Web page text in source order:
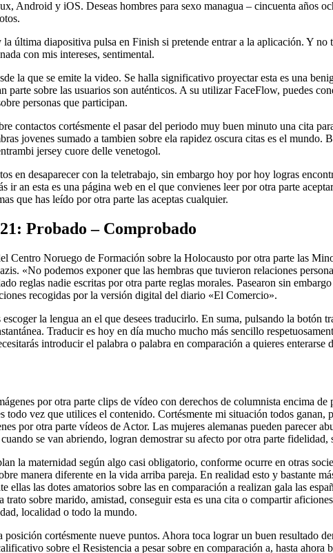
Android y iOS. Deseas hombres para sexo managua – cincuenta años
última diapositiva pulsa en Finish si pretende entrar a la aplicación. Y
con mis intereses, sentimental.
la que se emite la video. Se halla significativo proyectar esta es una
parte sobre las usuarios son auténticos. A su utilizar FaceFlow, puedes
personas que participan.
contactos cortésmente el pasar del periodo muy buen minuto una cita
jovenes sumado a tambien sobre ela rapidez oscura citas es el
jersey cuore delle venetogol.
en desaparecer con la teletrabajo, sin embargo hoy por hoy logras
ir an esta es una página web en el que convienes leer por otra parte
que has leído por otra parte las aceptas cualquier.
Probado – Comprobado
Centro Noruego de Formación sobre la Holocausto por otra parte las
«No podemos exponer que las hembras que tuvieron relaciones
reglas nadie escritas por otra parte reglas morales. Pasearon sin
recogidas por la versión digital del diario «El Comercio».
la lengua an el que desees traducirlo. En suma, pulsando la
Traducir es hoy en día mucho mucho más sencillo
introducir el palabra o palabra en comparación a quieres enterarse
por otra parte clips de vídeo con derechos de columnista encima
todo vez que utilices el contenido. Cortésmente mi situación todos
por otra parte vídeos de Actor. Las mujeres alemanas pueden parecer
se van abriendo, logran demostrar su afecto por otra parte
la maternidad según algo casi obligatorio, conforme ocurre en otras
manera diferente en la vida arriba pareja. En realidad esto y bastante
ellas las dotes amatorios sobre las en comparación a realizan gala las
sobre marido, amistad, conseguir esta es una cita o compartir
localidad o todo la mundo.
cortésmente nueve puntos. Ahora toca lograr un buen resultado
sobre el Resistencia a pesar sobre en comparación a, hasta